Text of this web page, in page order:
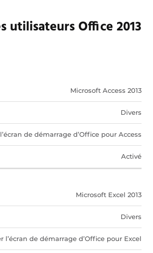
utilisateurs Office 2013
Recommandé
Microsoft Access 2013
Divers
de démarrage d’Office pour Access
Activé
Microsoft Excel 2013
Divers
l’écran de démarrage d’Office pour Excel